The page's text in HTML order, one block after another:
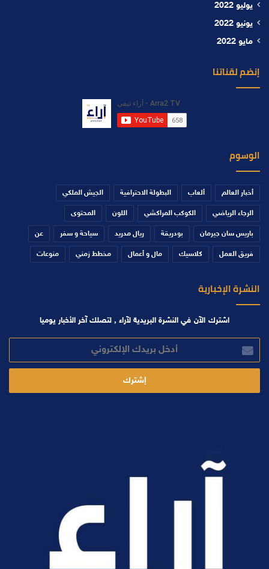
يوليو 2022
يونيو 2022
مايو 2022
إنضم لقناتنا
الوسوم
أخبار العالم ألعاب البطولة الاحترافية الجيش الملكي
الرجاء الرياضي الكوكب المراكشي اللون المحتوى
باريس سان جيرمان بودريقة ريال مدريد سياحة و سفر عن
فريق العمل كلاسيك مال و أعمال مخطط زمني منوعات
النشرة الإخبارية
اشترك الآن في النشرة البريدية لآراء , لتصلك آخر الأخبار يوميا
أدخل
بريدك
الإلكتروني